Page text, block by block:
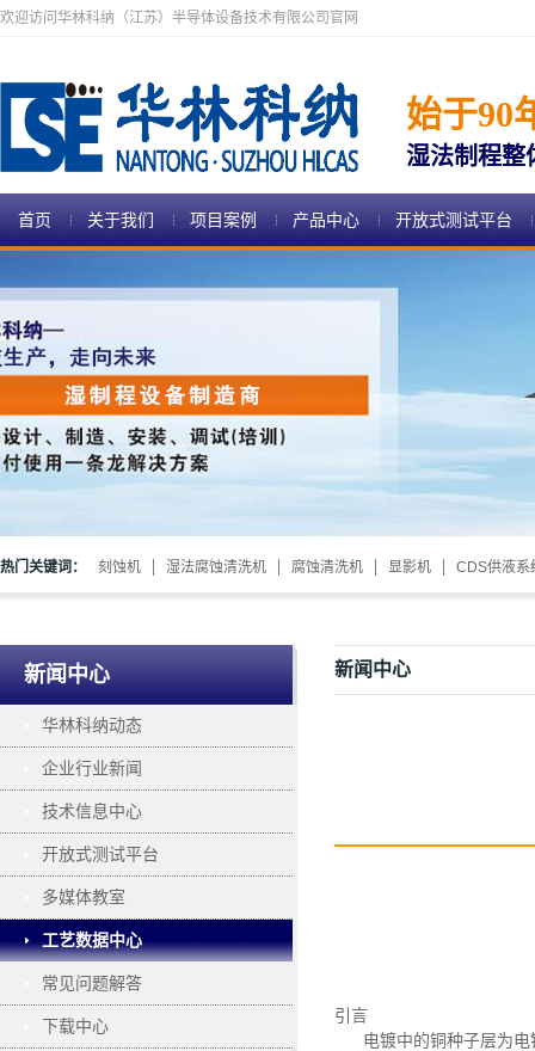
欢迎访问华林科纳（江苏）半导体设备技术有限公司官网
始于90
湿法制程整
首页 关于我们 项目案例 产品中心 开放式测试平台
热门关键词： 刻蚀机 湿法腐蚀清洗机 腐蚀清洗机 显影机 CDS供液系
新闻中心
华林科纳动态
企业行业新闻
技术信息中心
开放式测试平台
多媒体教室
工艺数据中心
常见问题解答
下载中心
新闻中心
引言
电镀中的铜种子层为